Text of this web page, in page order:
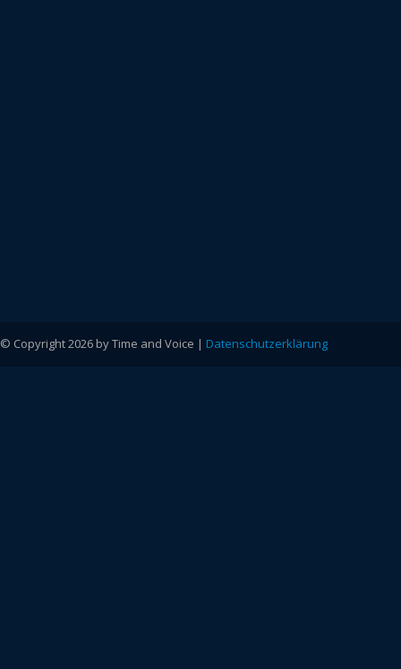
© Copyright 2026 by Time and Voice | Datenschutzerklärung